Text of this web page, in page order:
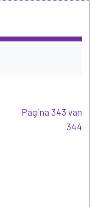
Pagina 343 van
344